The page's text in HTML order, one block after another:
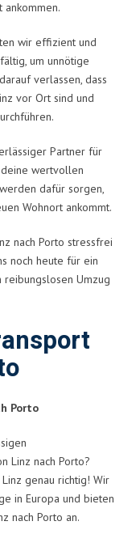
wir effizient und
um unnötige
verlassen, dass
vor Ort sind und
Partner für
deine wertvollen
dafür sorgen,
Wohnort ankommt.
nach Porto stressfrei
noch heute für ein
Umzug
Porto
Linz nach Porto?
genau richtig! Wir
in Europa und bieten
nach Porto an.